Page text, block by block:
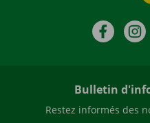
Bulletin
Restez informés des